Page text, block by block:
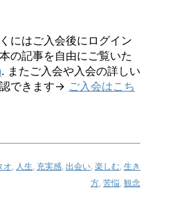
にはご入会後にログイン
の記事を自由にご覧いた
. またご入会や入会の詳しい
できます→ ご入会はこち
オ, 人生, 充実感, 出会い, 楽しむ, 生き
方, 苦悩, 観念